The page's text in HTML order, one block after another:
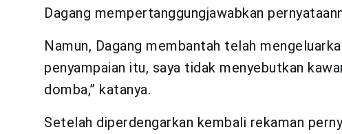
Dagang mempertanggungjawabkan
Namun, Dagang membantah telah
penyampaian itu, saya tidak menyebutkan
domba,” katanya.
Setelah diperdengarkan kembali rekaman